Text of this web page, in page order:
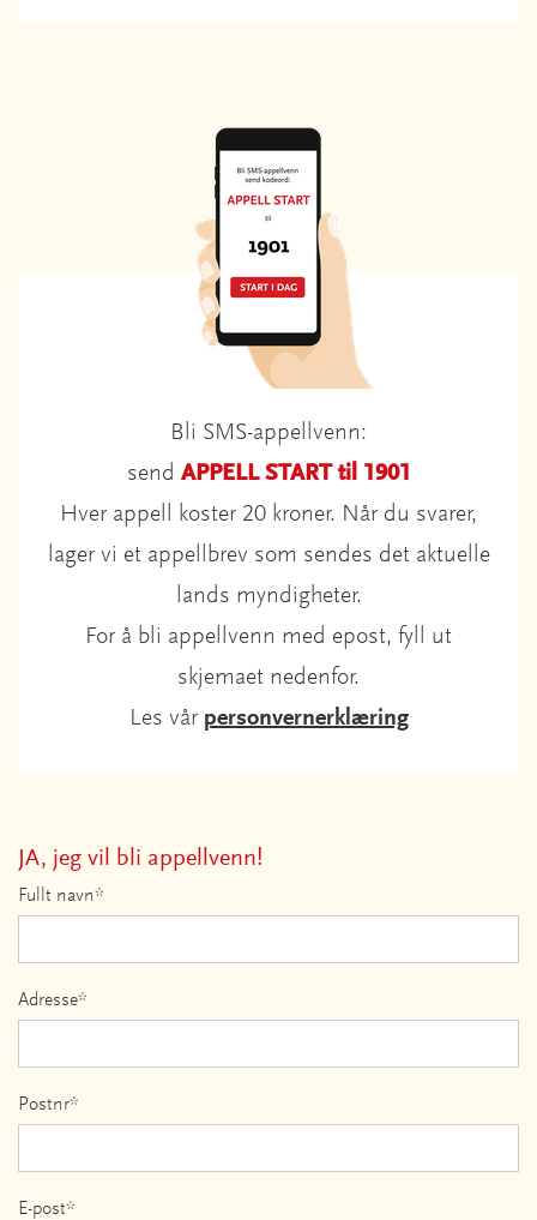
Bli SMS-appellvenn:
send APPELL START til 1901
Hver appell koster 20 kroner. Når du svarer,
lager vi et appellbrev som sendes det aktuelle
lands myndigheter.
For å bli appellvenn med epost, fyll ut
skjemaet nedenfor.
Les vår personvernerklæring
JA, jeg vil bli appellvenn!
Fullt navn*
Adresse*
Postnr*
E-post*